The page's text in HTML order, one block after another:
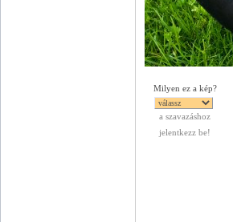
Milyen ez a kép?
a szavazáshoz
jelentkezz be!